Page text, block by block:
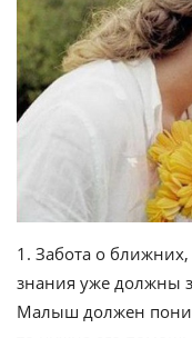
1. Забота о
знания уже должны
Малыш должен